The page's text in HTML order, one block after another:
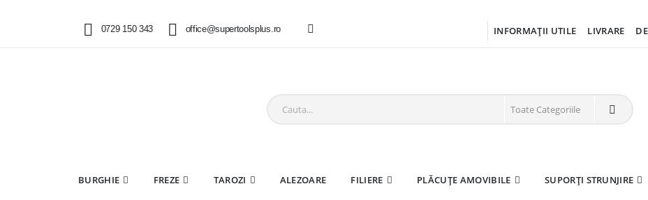
0729 150 343 office@supertoolsplus.ro INFORMAȚII UTILE LIVRARE
BURGHIE FREZE TAROZI ALEZOARE FILIERE PLĂCUȚE AMOVIBILE SUPORȚI STRUNJIRE